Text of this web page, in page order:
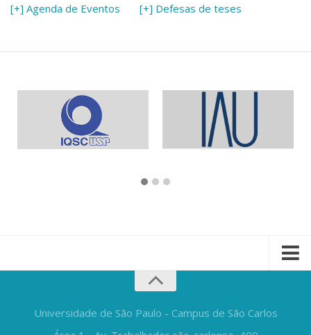
[+] Agenda de Eventos [+] Defesas de teses
Universidade de São Paulo - Campus de São Carlos